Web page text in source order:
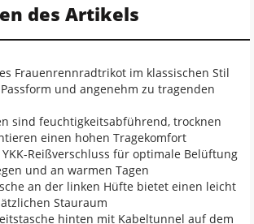
des Artikels
Frauenrennradtrikot im klassischen Stil
und angenehm zu tragenden
sind feuchtigkeitsabführend, trocknen
einen hohen Tragekomfort
Reißverschluss für optimale Belüftung
und an warmen Tagen
an der linken Hüfte bietet einen leicht
Stauraum
hinten mit Kabeltunnel auf dem